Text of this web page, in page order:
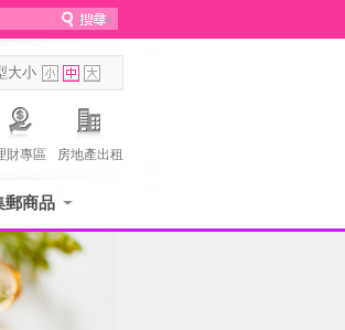
大小
財專區 房地產出租
郵商品